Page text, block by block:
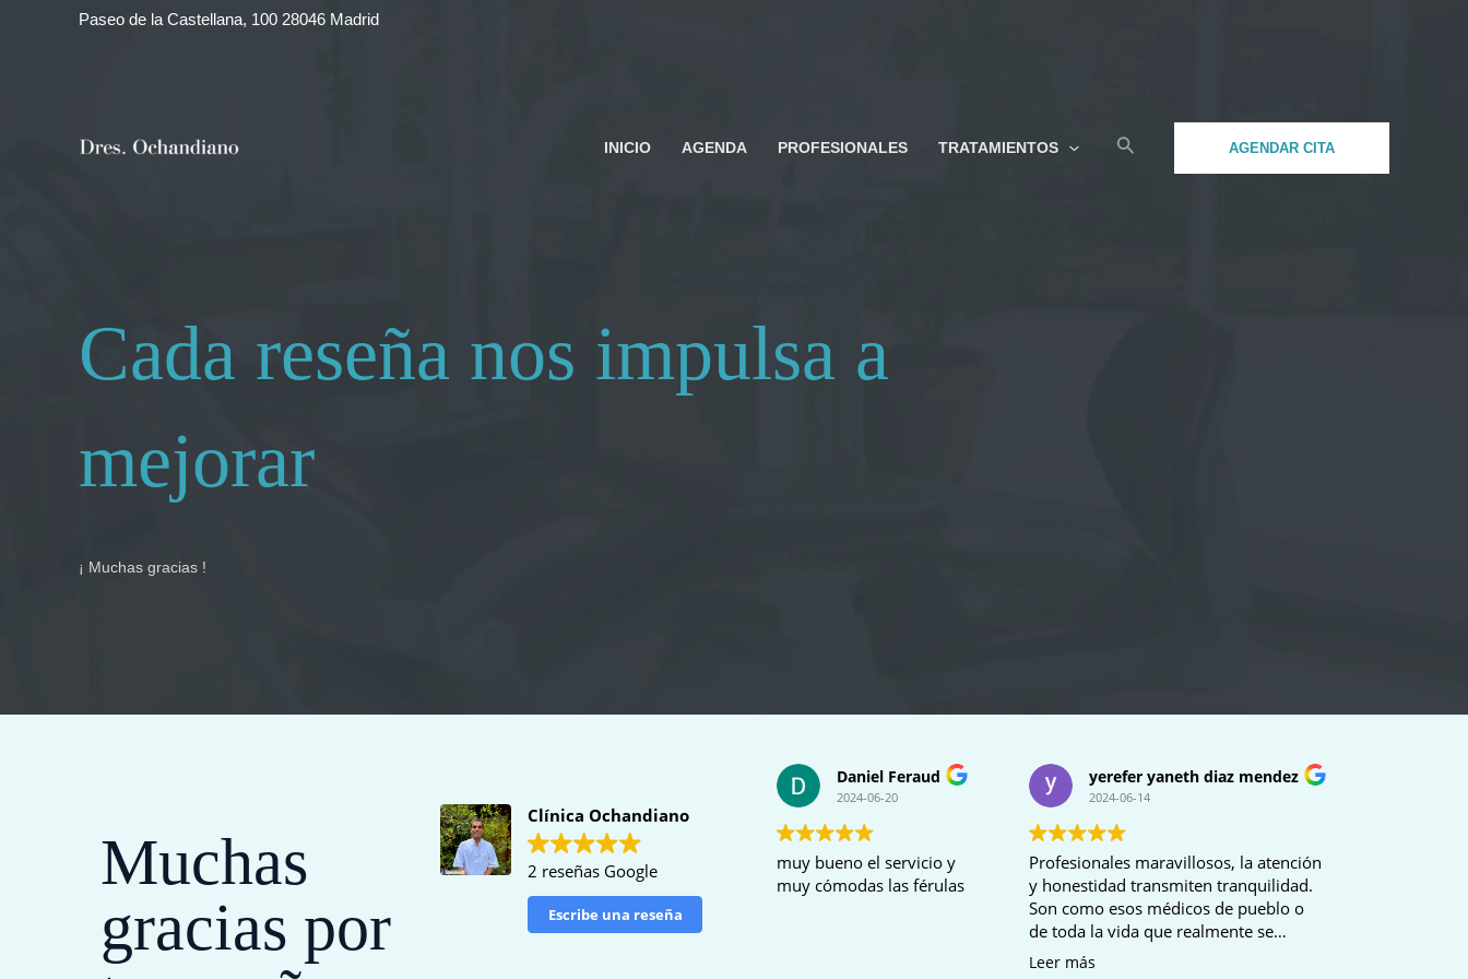
Paseo de la Castellana, 100 28046 Madrid
INICIO AGENDA PROFESIONALES TRATAMIENTOS Buscar AGENDAR CITA
Cada reseña nos impulsa a
mejorar
¡ Muchas gracias !
Muchas
gracias por
Clínica Ochandiano
2 reseñas Google
Escribe una reseña
Daniel Feraud
2024-06-20
muy bueno el servicio y
muy cómodas las férulas
yerefer yaneth diaz mendez
2024-06-14
Profesionales maravillosos, la atención
y honestidad transmiten tranquilidad.
Son como esos médicos de pueblo o
de toda la vida que realmente se
interesan por uno.
Leer más